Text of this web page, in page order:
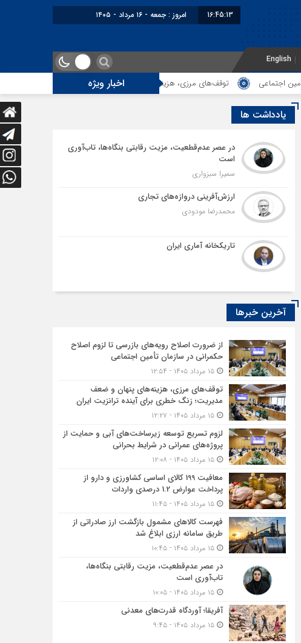
16:45:14 برابر با : Friday - 7 August - 2026
English
اخبار ویژه
توقف‌های مرزی، هزینه‌های پنهان و ضعف مدیریت؛ زنگ خطری برای آینده ترانزیت ایران
یادداشت ها
در عصر عدم‌قطعیت، مزیت رقابتی بنگاه‌ها، تاب‌آوری
است
سمیرا سبزواری
ارزش‌آفرینی دروازه‌های تجاری
محمدرضا مودودی
تاریکخانه آماری ایران
آخرین خبرها
از ضرورت اصلاح رویه‌های بازرسی تا لزوم اصلاح
حکمرانی در سازمان تأمین اجتماعی
۱۵ مرداد ۱۴۰۵ - ۱۲:۵۴
توقف‌های مرزی، هزینه‌های پنهان و ضعف
مدیریت؛ زنگ خطری برای آینده ترانزیت ایران
۱۵ مرداد ۱۴۰۵ - ۱۲:۲۷
لزوم تسریع توسعه زیرساخت‌های آبی و حمایت از
پروژه‌های عمرانی در شرایط بحرانی
۱۵ مرداد ۱۴۰۵ - ۱۲:۰۸
معافیت 199 کالای اساسی کشاورزی و دارو از
پرداخت عوارض 1.2 درصدی واردات
۱۵ مرداد ۱۴۰۵ - ۱۱:۴۵
فهرست کالاهای مشمول بازگشت ارز صادراتی از
طریق سامانه ارزی ابلاغ شد
۱۵ مرداد ۱۴۰۵ - ۱۰:۴۵
در عصر عدم‌قطعیت، مزیت رقابتی بنگاه‌ها،
تاب‌آوری است
۱۵ مرداد ۱۴۰۵ - ۱۰:۰۵
آفریقا؛ آوردگاه قدرت‌های معدنی
۱۵ مرداد ۱۴۰۵ - ۹:۴۵